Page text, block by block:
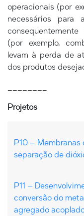
operacionais (por
necessários para
(por exemplo,
levam à perda de
dos produtos
Projetos
P10 –
separação de
P11 –
conversão do
agregado